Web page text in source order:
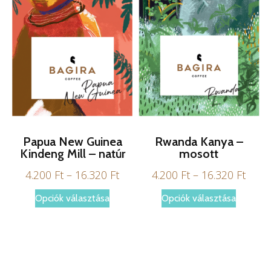
termékoldalon
választhatók
ki
Papua New Guinea
Kindeng Mill – natúr
4.200 Ft – 16.320 FtÁrtartomány:
Opciók választásaEnnek
Rwanda Kanya –
mosott
4.200 Ft – 16.320 Ft
Opciók választásaEnnek